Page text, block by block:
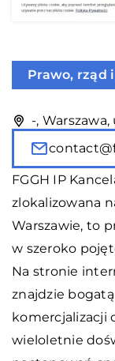
Prawo, rząd
-,
FGGH IP
zlokalizowana
Warszawie, to
w szeroko
Na stronie
znajdzie
komercjalizacji
wieloletnie